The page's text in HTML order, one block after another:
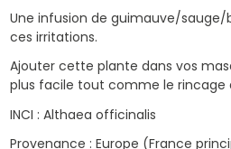
Une infusion de guimauve/
ces irritations.
Ajouter cette plante dans vos
plus facile tout comme le rincage
INCI : Althaea officinalis
Provenance : Europe (France